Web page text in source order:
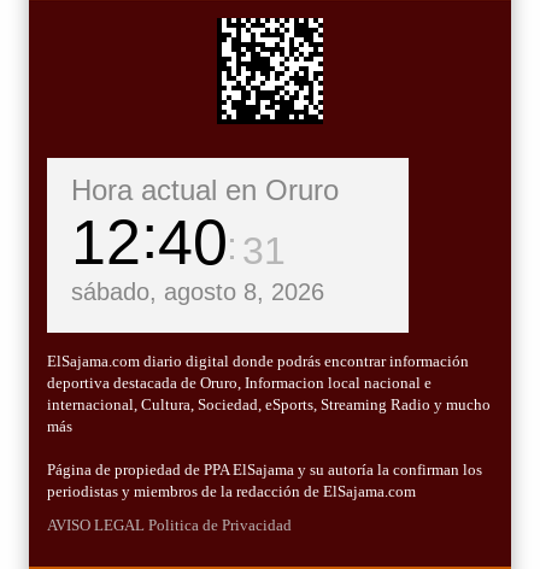
Hora actual en Oruro
12 40 32
sábado, agosto 8, 2026
ElSajama.com diario digital donde podrás encontrar información
deportiva destacada de Oruro, Informacion local nacional e
internacional, Cultura, Sociedad, eSports, Streaming Radio y mucho
más
Página de propiedad de PPA ElSajama y su autoría la confirman los
periodistas y miembros de la redacción de ElSajama.com
AVISO LEGAL Politica de Privacidad